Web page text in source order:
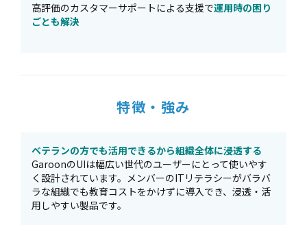
高評価のカスタマーサポートによる支援で運用時の困り
ごとも解決
特徴・強み
ベテランの方でも活用できるから組織全体に浸透する
GaroonのUIは幅広い世代のユーザーにとって使いやす
く設計されています。メンバーのITリテラシーがバラバ
ラな組織でも教育コストをかけずに導入でき、浸透・活
用しやすい製品です。